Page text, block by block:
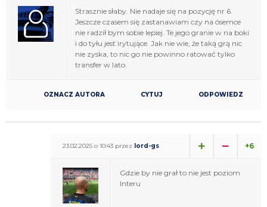
Strasznie słaby. Nie nadaje się na pozycję nr 6.
Jeszcze czasem się zastanawiam czy na ósemce
nie radził bym sobie lepiej. Te jego granie w na boki
i do tyłu jest irytujące. Jak nie wie, że taką grą nic
nie zyska, to nic go nie powinno ratować tylko
transfer w lato.
OZNACZ AUTORA CYTUJ ODPOWIEDZ
23.02.2025 o 10:43 przez lord-gs +6
Gdzie by nie grał to nie jest poziom
Interu